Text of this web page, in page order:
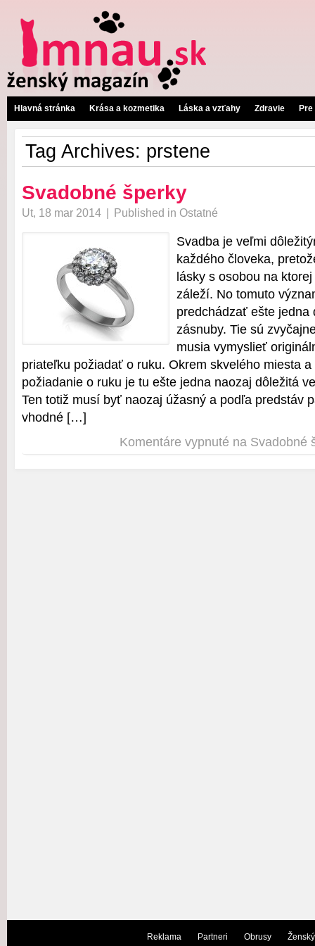
Hlavná stránka Krása a kozmetika Láska a vzťahy Zdravie
Tag Archives: prstene
Svadobné šperky
Ut, 18 mar 2014 | Published in Ostatné
Svadba je veľmi
každého človeka,
lásky s osobou na
záleží. No tomuto
predchádzať ešte jedna
zásnuby. Tie sú
musia vymyslieť
priateľku požiadať o ruku. Okrem skvelého miesta
požiadanie o ruku je tu ešte jedna naozaj dôležitá
Ten totiž musí byť naozaj úžasný a podľa predstáv
vhodné […]
Komentáre vypnuté na Svadobné
Reklama Partneri Obrusy